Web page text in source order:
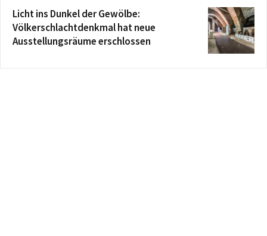
Licht ins Dunkel der Gewölbe:
Völkerschlachtdenkmal hat neue
Ausstellungsräume erschlossen